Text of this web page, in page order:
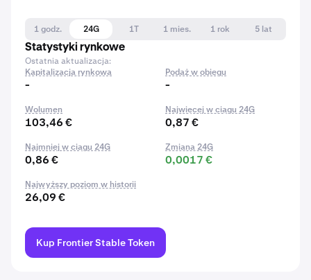
1 godz. 24G 1T 1 mies. 1 rok
5 lat
Statystyki rynkowe
Ostatnia aktualizacja:
Kapitalizacja rynkowa
-
Podaż w obiegu
-
Wolumen
103,46 €
Najwięcej w ciągu 24G
0,87 €
Najmniej w ciągu 24G
0,86 €
Zmiana 24G
0,0017 €
Najwyższy poziom w historii
26,09 €
Kup Frontier Stable Token